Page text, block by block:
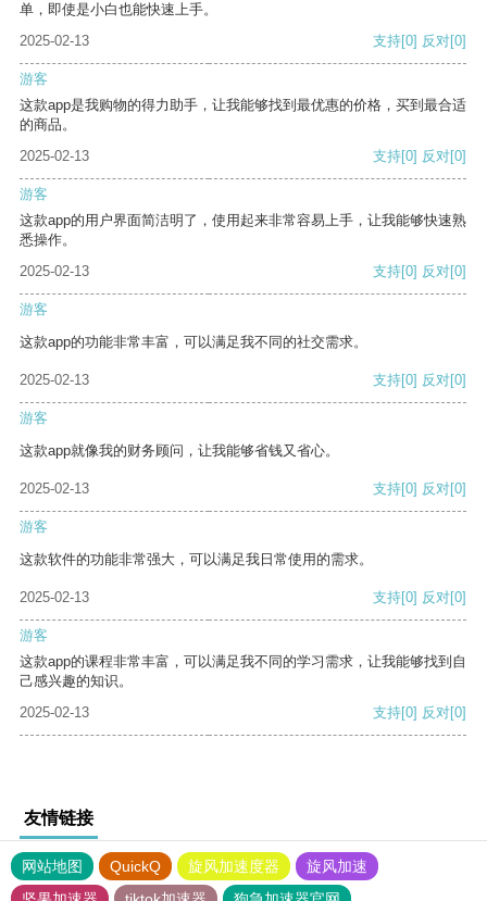
单，即使是小白也能快速上手。
2025-02-13
支持[0] 反对[0]
游客
这款app是我购物的得力助手，让我能够找到最优惠的价格，买到最合适
的商品。
2025-02-13
支持[0] 反对[0]
游客
这款app的用户界面简洁明了，使用起来非常容易上手，让我能够快速熟
悉操作。
2025-02-13
支持[0] 反对[0]
游客
这款app的功能非常丰富，可以满足我不同的社交需求。
2025-02-13 支持[0] 反对[0]
游客
这款app就像我的财务顾问，让我能够省钱又省心。
2025-02-13 支持[0] 反对[0]
游客
这款软件的功能非常强大，可以满足我日常使用的需求。
2025-02-13 支持[0] 反对[0]
游客
这款app的课程非常丰富，可以满足我不同的学习需求，让我能够找到自
己感兴趣的知识。
2025-02-13
支持[0] 反对[0]
友情链接
网站地图 QuickQ 旋风加速度器
旋风加速